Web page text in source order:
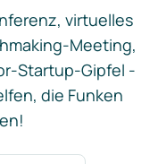
virtuelles
Meeting,
Startup-Gipfel -
die Funken